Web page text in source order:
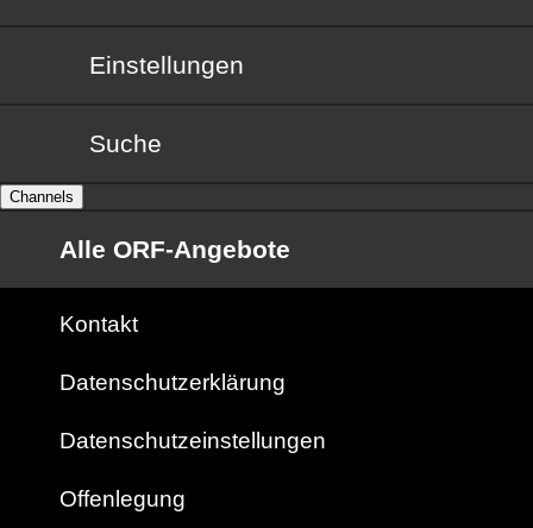
Einstellungen
Suche
Channels
Alle ORF-Angebote
Kontakt
Datenschutzerklärung
Datenschutzeinstellungen
Offenlegung